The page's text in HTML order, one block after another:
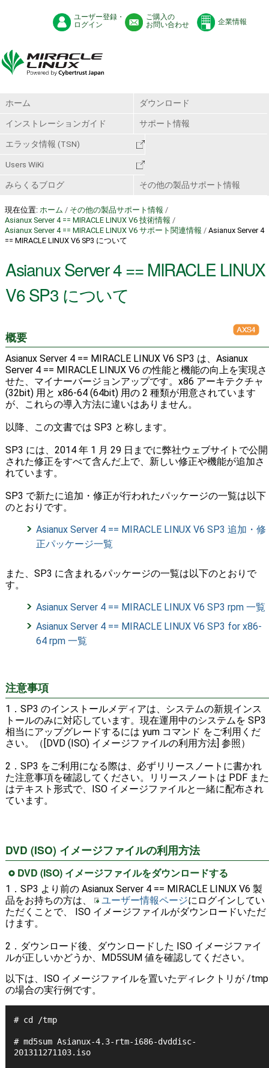
ユーザー登録・
ログイン
ご購入の
お問い合わせ
企業情報
ホーム ダウンロード
インストレーションガイド サポート情報
エラッタ情報 (TSN)
Users WiKi
みらくるブログ その他の製品サポート情報
現在位置: ホーム / その他の製品サポート情報 /
Asianux Server 4 == MIRACLE LINUX V6 技術情報 /
Asianux Server 4 == MIRACLE LINUX V6 サポート関連情報 / Asianux Server 4
== MIRACLE LINUX V6 SP3 について
Asianux Server 4 == MIRACLE LINUX
V6 SP3 について
概要
Asianux Server 4 == MIRACLE LINUX V6 SP3 は、Asianux
Server 4 == MIRACLE LINUX V6 の性能と機能の向上を実現さ
せた、マイナーバージョンアップです。x86 アーキテクチャ
(32bit) 用と x86-64 (64bit) 用の 2 種類が用意されています
が、これらの導入方法に違いはありません。
以降、この文書では SP3 と称します。
SP3 には、2014 年 1 月 29 日までに弊社ウェブサイトで公開
された修正をすべて含んだ上で、新しい修正や機能が追加さ
れています。
SP3 で新たに追加・修正が行われたパッケージの一覧は以下
のとおりです。
Asianux Server 4 == MIRACLE LINUX V6 SP3 追加・修
正パッケージ一覧
また、SP3 に含まれるパッケージの一覧は以下のとおりで
す。
Asianux Server 4 == MIRACLE LINUX V6 SP3 rpm 一覧
Asianux Server 4 == MIRACLE LINUX V6 SP3 for x86-
64 rpm 一覧
注意事項
1．SP3 のインストールメディアは、システムの新規インス
トールのみに対応しています。現在運用中のシステムを SP3
相当にアップグレードするには yum コマンド をご利用くだ
さい。（[DVD (ISO) イメージファイルの利用方法] 参照）
2．SP3 をご利用になる際は、必ずリリースノートに書かれ
た注意事項を確認してください。リリースノートは PDF また
はテキスト形式で、ISO イメージファイルと一緒に配布され
ています。
DVD (ISO) イメージファイルの利用方法
DVD (ISO) イメージファイルをダウンロードする
1．SP3 より前の Asianux Server 4 == MIRACLE LINUX V6 製
品をお持ちの方は、
ユーザー情報ページにログインしてい
ただくことで、 ISO イメージファイルがダウンロードいただ
けます。
2．ダウンロード後、ダウンロードした ISO イメージファイ
ルが正しいかどうか、MD5SUM 値を確認してください。
以下は、ISO イメージファイルを置いたディレクトリが /tmp
の場合の実行例です。
# cd /tmp
# md5sum Asianux-4.3-rtm-i686-dvddisc-
201311271103.iso